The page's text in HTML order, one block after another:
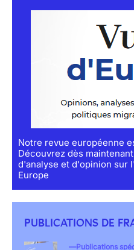
Notre revue européenne
Découvrez dès
d'analyse et d'opinion sur
Europe
PUBLICATIONS DE
Publications